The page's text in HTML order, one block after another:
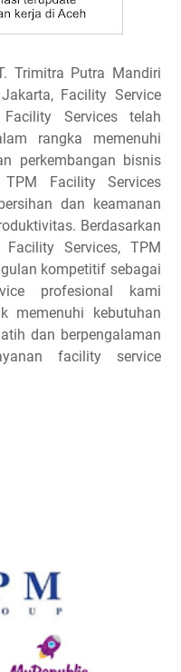
Trimitra Putra Mandiri
Facility Service
Services telah
rangka memenuhi
perkembangan bisnis
Facility Services
dan keamanan
Berdasarkan
Services, TPM
kompetitif sebagai
profesional kami
memenuhi kebutuhan
dan berpengalaman
facility service